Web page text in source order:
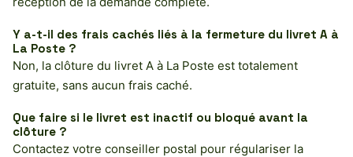
Y a-t-il des frais cachés liés à la fermeture du livret A à
La Poste ?
Non, la clôture du livret A à La Poste est totalement
gratuite, sans aucun frais caché.
Que faire si le livret est inactif ou bloqué avant la
clôture ?
Contactez votre conseiller postal pour régulariser la